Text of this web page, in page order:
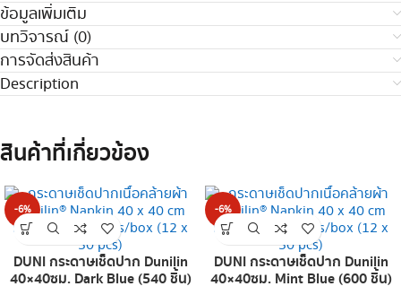
ข้อมูลเพิ่มเติม
บทวิจารณ์ (0)
การจัดส่งสินค้า
Description
สินค้าที่เกี่ยวข้อง
-6%
DUNI กระดาษเช็ดปาก Dunilin
40×40ซม. Dark Blue (540 ชิ้น)
-6%
DUNI กระดาษเช็ดปาก Dunilin
40×40ซม. Mint Blue (600 ชิ้น)